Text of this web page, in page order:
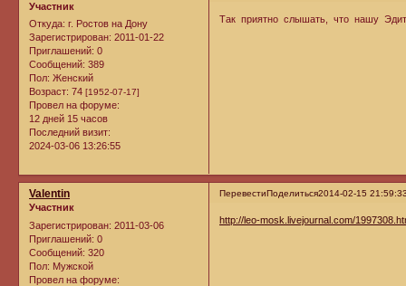
Участник
Откуда: г. Ростов на Дону
Зарегистрирован: 2011-01-22
Приглашений: 0
Сообщений: 389
Пол: Женский
Возраст: 74 [1952-07-17]
Провел на форуме:
12 дней 15 часов
Последний визит:
2024-03-06 13:26:55
Так приятно слышать, что нашу
ПеревестиПоделиться2014-02-15
Valentin
Участник
Зарегистрирован: 2011-03-06
Приглашений: 0
Сообщений: 320
Пол: Мужской
Провел на форуме:
http://leo-mosk.livejournal.com/